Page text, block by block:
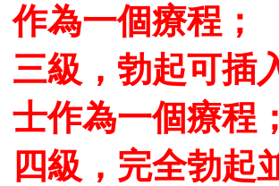
作為一個療程；
三級，勃起可插
士作為一個療程；
四級，完全勃起